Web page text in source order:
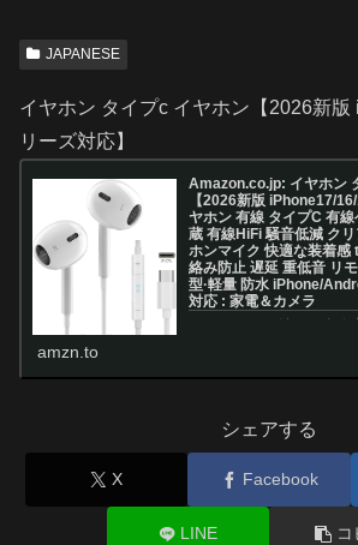
JAPANESE
イヤホン タイプc イヤホン【2026新版
リーズ対応】
Amazon.co.jp: イヤホン
【2026新版 iPhone17/
ヤホン 有線 タイプC 有
蔵 有線HiFi 騒音低減 ク
ホンマイク 快適な装着
絡み防止 遅延 重低音 リ
型·軽量 防水 iPhone/
対応 : 家電＆カメラ
amzn.to
シェアする
X Facebook
LINE コ